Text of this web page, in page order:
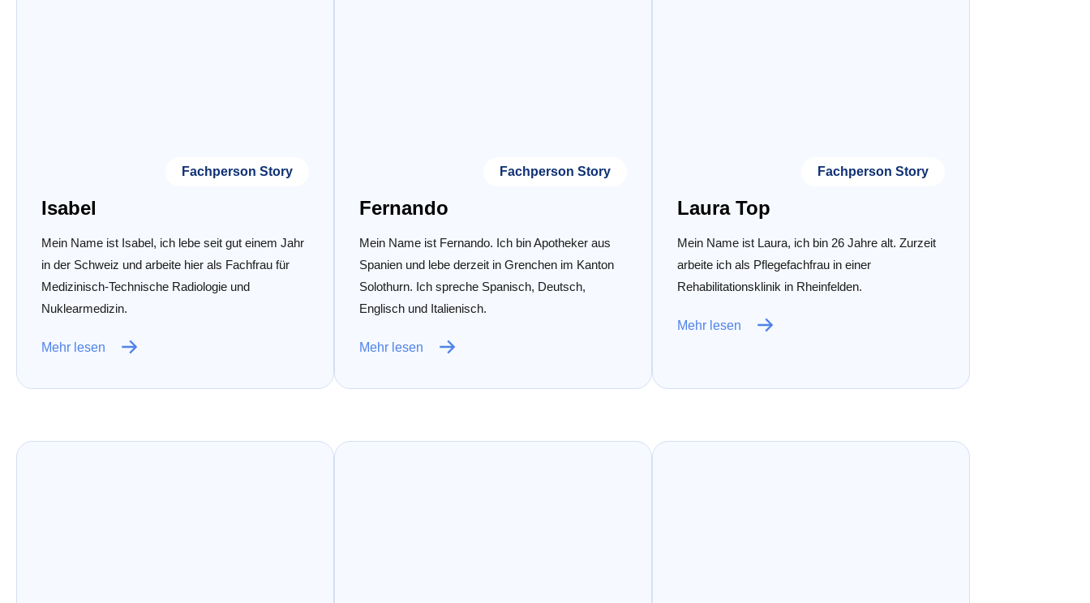
Fachperson Story
Isabel
Mein Name ist Isabel, ich lebe seit gut einem Jahr
in der Schweiz und arbeite hier als Fachfrau für
Medizinisch-Technische Radiologie und
Nuklearmedizin.
Mehr lesen
Fachperson Story
Fernando
Mein Name ist Fernando. Ich bin Apotheker aus
Spanien und lebe derzeit in Grenchen im Kanton
Solothurn. Ich spreche Spanisch, Deutsch,
Englisch und Italienisch.
Mehr lesen
Fachperson Story
Laura Top
Mein Name ist Laura, ich bin 26 Jahre alt. Zurzeit
arbeite ich als Pflegefachfrau in einer
Rehabilitationsklinik in Rheinfelden.
Mehr lesen